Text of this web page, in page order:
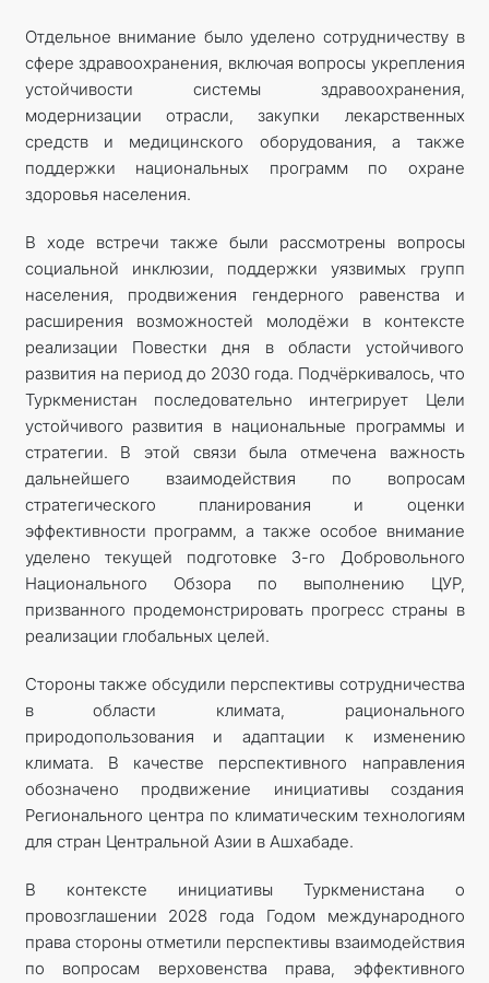
Отдельное внимание было уделено сотрудничеству в
сфере здравоохранения, включая вопросы укрепления
устойчивости системы здравоохранения,
модернизации отрасли, закупки лекарственных
средств и медицинского оборудования, а также
поддержки национальных программ по охране
здоровья населения.
В ходе встречи также были рассмотрены вопросы
социальной инклюзии, поддержки уязвимых групп
населения, продвижения гендерного равенства и
расширения возможностей молодёжи в контексте
реализации Повестки дня в области устойчивого
развития на период до 2030 года. Подчёркивалось, что
Туркменистан последовательно интегрирует Цели
устойчивого развития в национальные программы и
стратегии. В этой связи была отмечена важность
дальнейшего взаимодействия по вопросам
стратегического планирования и оценки
эффективности программ, а также особое внимание
уделено текущей подготовке 3-го Добровольного
Национального Обзора по выполнению ЦУР,
призванного продемонстрировать прогресс страны в
реализации глобальных целей.
Стороны также обсудили перспективы сотрудничества
в области климата, рационального
природопользования и адаптации к изменению
климата. В качестве перспективного направления
обозначено продвижение инициативы создания
Регионального центра по климатическим технологиям
для стран Центральной Азии в Ашхабаде.
В контексте инициативы Туркменистана о
провозглашении 2028 года Годом международного
права стороны отметили перспективы взаимодействия
по вопросам верховенства права, эффективного